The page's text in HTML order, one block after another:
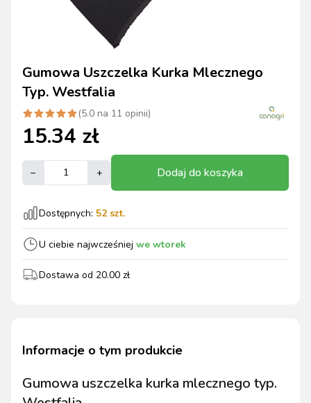
Gumowa Uszczelka Kurka Mlecznego
Typ. Westfalia
(5.0 na 11 opinii)
15.34 zł
– + Dodaj do koszyka
Dostępnych: 52szt.
U ciebie najwcześniej we wtorek
Dostawa od 20.00 zł
Informacje o tym produkcie
Gumowa uszczelka kurka mlecznego typ.